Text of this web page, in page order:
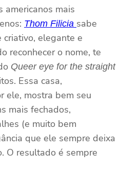
americanos mais
Thom Filicia sabe
elegante e
reconhecer o nome, te
Queer eye for the straight
Essa casa,
ele, mostra bem seu
mais fechados,
(e muito bem
que ele sempre deixa
O resultado é sempre